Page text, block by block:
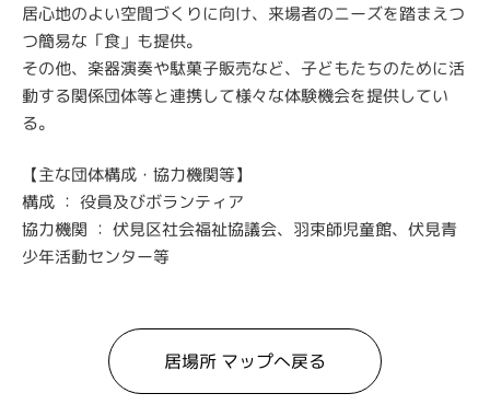
居心地のよい空間づくりに向け、来場者のニーズを踏まえつ
つ簡易な「食」も提供。
その他、楽器演奏や駄菓子販売など、子どもたちのために活
動する関係団体等と連携して様々な体験機会を提供してい
る。
【主な団体構成・協力機関等】
構成 ： 役員及びボランティア
協力機関 ： 伏見区社会福祉協議会、羽束師児童館、伏見青
少年活動センター等
居場所 マップへ戻る